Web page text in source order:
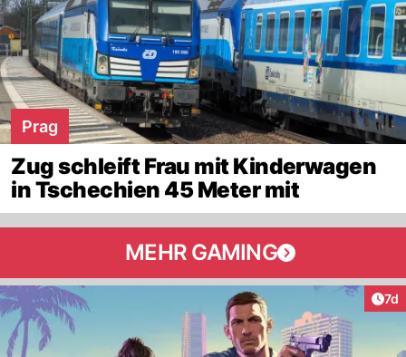
Prag
Zug schleift Frau mit Kinderwagen
in Tschechien 45 Meter mit
MEHR GAMING
7d